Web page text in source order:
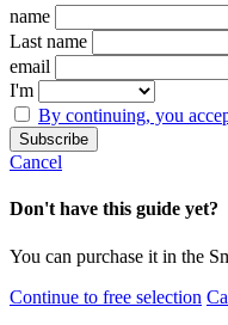
name
Last name
email
I'm
By continuing, you
Cancel
Don't have this guide yet?
You can purchase it in the
Continue to free selection